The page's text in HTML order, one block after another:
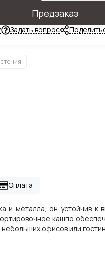
Предзаказ
Задать вопрос
Оплата
и металла, он устойчив к
кашпо
офисов или